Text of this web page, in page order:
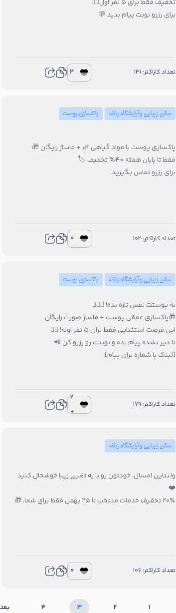
تخفیف فقط برای ۵ نفر اول🏃‍♀️
برای رزرو نوبت پیام بدید 💬
تعداد کاراکتر: 131 3
سالن زیبایی و آرایشگاه زنانه پاکسازی پوست
پاکسازی پوست با مواد گیاهی 🌿 + ماساژ رایگان 🎁
فقط تا پایان هفته ۴۰٪ تخفیف 🏷️
برای رزرو تماس بگیرید:
تعداد کاراکتر: 102 0
سالن زیبایی و آرایشگاه زنانه پاکسازی پوست
به پوستت نفس تازه بده! 🧖‍♀️✨
🎁پاکسازی عمقی پوست + ماساژ صورت رایگان
این فرصت استثنایی فقط برای ۵ نفر اوله! 🏃‍♀️
تا دیر نشده پیام بده و نوبتت رو رزرو کن 📲
[لینک یا شماره برای پیام]
تعداد کاراکتر: 179
2
+
سالن زیبایی و آرایشگاه زنانه
ولنتاین امسال، خودتون رو با یه تغییر زیبا خوشحال کنید
❤️
۲۰٪ تخفیف خدمات منتخب تا ۲۵ بهمن فقط برای شما. 🎁
تعداد کاراکتر: 106 0
1
2
3
4